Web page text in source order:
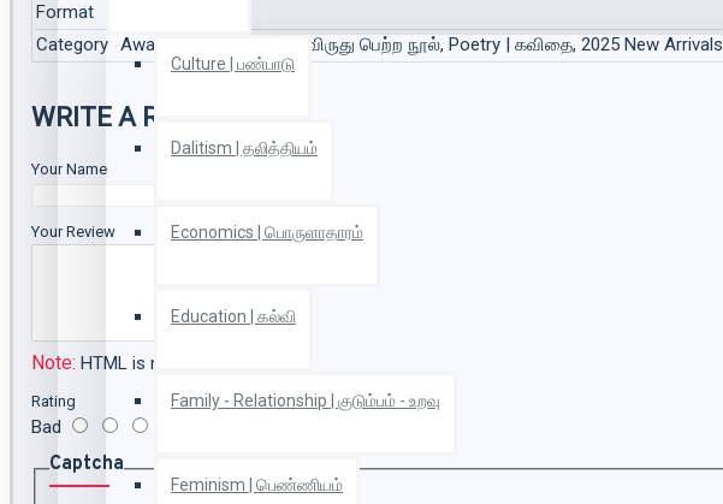
Culture | பண்பாடு
Dalitism | தலித்தியம்
Economics | பொருளாதாரம்
Education | கல்வி
Family - Relationship | குடும்பம் - உறவு
Feminism | பெண்ணியம்
Format
Category Award Winning Books | விருது பெற்ற நூல், Poetry | கவிதை, 2025 New Arrivals
WRITE A REVIEW
Your Name
Your Review
Note: HTML is not translated!
Rating
Bad
Captcha